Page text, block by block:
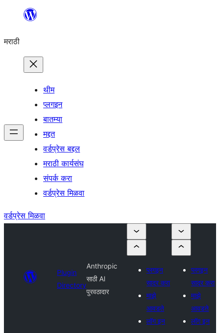
सामुग्रीवर
मराठी
थीम
प्लगइन
बातम्या
मद्दत
वर्डप्रेस बद्दल
मराठी कार्यसंघ
संपर्क करा
वर्डप्रेस मिळवा
वर्डप्रेस मिळवा
Plugin
Directory
Anthropic
साठी AI
पुरवठादार
प्लगइन
सादर करा
माझे
आवडते
लॉग इन
प्लगइन
सादर करा
माझे
आवडते
लॉग इन